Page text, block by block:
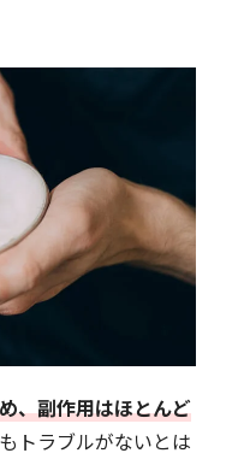
、副作用はほとんど
トラブルがないとは